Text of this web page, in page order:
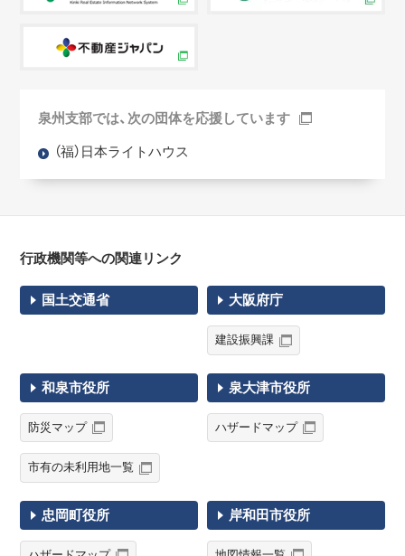
泉州支部では、次の団体を応援しています
（福）日本ライトハウス
行政機関等への関連リンク
国土交通省 大阪府庁
建設振興課
和泉市役所
防災マップ
市有の未利用地一覧
泉大津市役所
ハザードマップ
忠岡町役所 岸和田市役所